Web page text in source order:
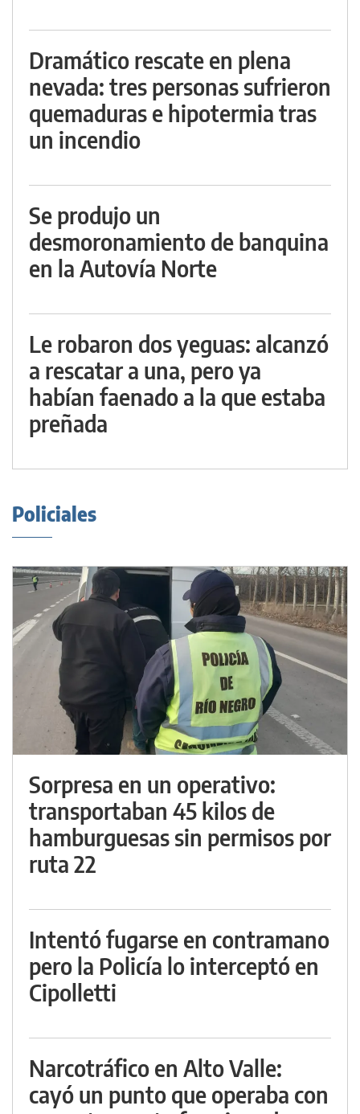
Dramático rescate en plena
nevada: tres personas sufrieron
quemaduras e hipotermia tras
un incendio
Se produjo un
desmoronamiento de banquina
en la Autovía Norte
Le robaron dos yeguas: alcanzó
a rescatar a una, pero ya
habían faenado a la que estaba
preñada
Policiales
Sorpresa en un operativo:
transportaban 45 kilos de
hamburguesas sin permisos por
ruta 22
Intentó fugarse en contramano
pero la Policía lo interceptó en
Cipolletti
Narcotráfico en Alto Valle:
cayó un punto que operaba con